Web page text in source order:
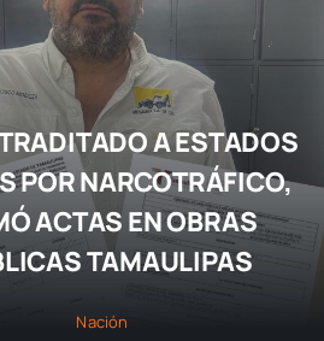
A ESTADOS
POR NARCOTRÁFICO,
ACTAS EN OBRAS
TAMAULIPAS
Nación